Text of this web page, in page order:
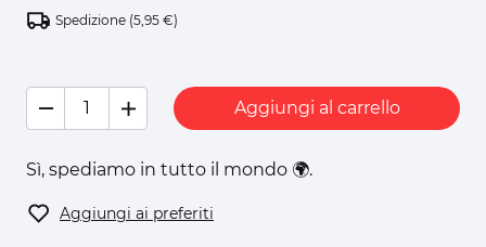
Spedizione (5,95 €)
Aggiungi al carrello
Sì, spediamo in tutto il mondo 🌍.
Aggiungi ai preferiti